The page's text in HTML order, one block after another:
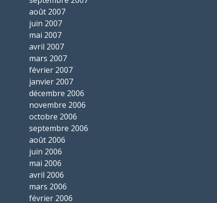
août 2007
juin 2007
mai 2007
avril 2007
mars 2007
février 2007
janvier 2007
décembre 2006
novembre 2006
octobre 2006
septembre 2006
août 2006
juin 2006
mai 2006
avril 2006
mars 2006
février 2006